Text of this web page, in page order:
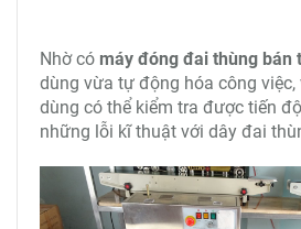
Nhờ có máy đóng đai thùng bán
dùng vừa tự động hóa công
dùng có thể kiểm tra được tiến
những lỗi kĩ thuật với dây đai